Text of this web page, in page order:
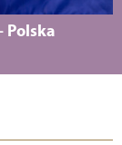
Polska